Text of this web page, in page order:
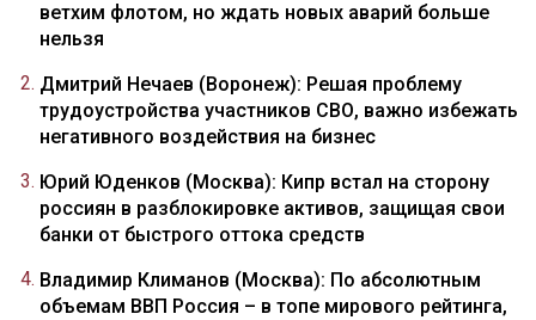
ветхим флотом, но ждать новых аварий больше
нельзя
Дмитрий Нечаев (Воронеж): Решая проблему
трудоустройства участников СВО, важно избежать
негативного воздействия на бизнес
Юрий Юденков (Москва): Кипр встал на сторону
россиян в разблокировке активов, защищая свои
банки от быстрого оттока средств
Владимир Климанов (Москва): По абсолютным
объемам ВВП Россия – в топе мирового рейтинга,